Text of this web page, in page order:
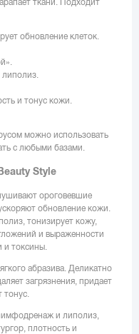
ткани. Подходит
обновление клеток.
липолиз.
и тонус кожи.
можно использовать
с любыми базами.
Style
ороговевшие
обновление кожи.
тонизирует кожу,
и выраженности
и токсины.
абразива. Деликатно
загрязнения, придает
тонус.
и липолиз,
плотность и